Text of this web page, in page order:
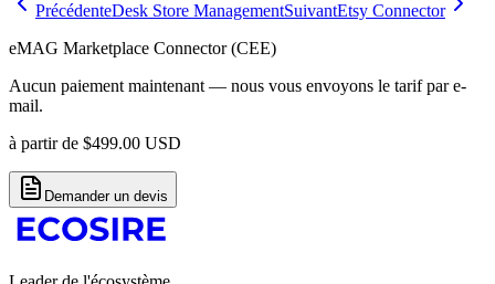
PrécédenteDesk Store ManagementSuivantEtsy Connector
eMAG Marketplace Connector (CEE)
Aucun paiement maintenant — nous vous envoyons le tarif par e-
mail.
à partir de $499.00 USD
Demander un devis